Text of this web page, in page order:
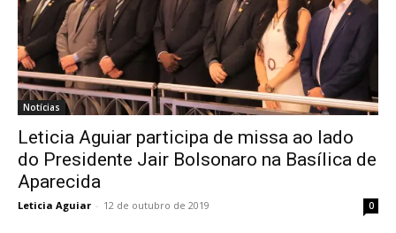
Notícias
Leticia Aguiar participa de missa ao lado
do Presidente Jair Bolsonaro na Basílica de
Aparecida
Leticia Aguiar - 12 de outubro de 2019 0